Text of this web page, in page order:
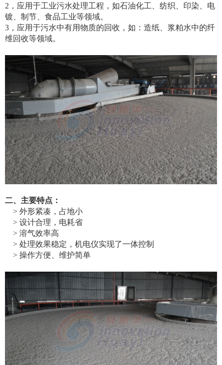
2，应用于工业污水处理工程，如石油化工、纺织、印染、电
镀、制节、食品工业等领域。
3，应用于污水中有用物质的回收，如：造纸、浆粕水中的纤
维回收等领域。
二、主要特点：
> 外形紧凑，占地小
> 设计合理，电耗省
> 溶气效率高
> 处理效果稳定，机电仪实现了一体控制
> 操作方便、维护简单